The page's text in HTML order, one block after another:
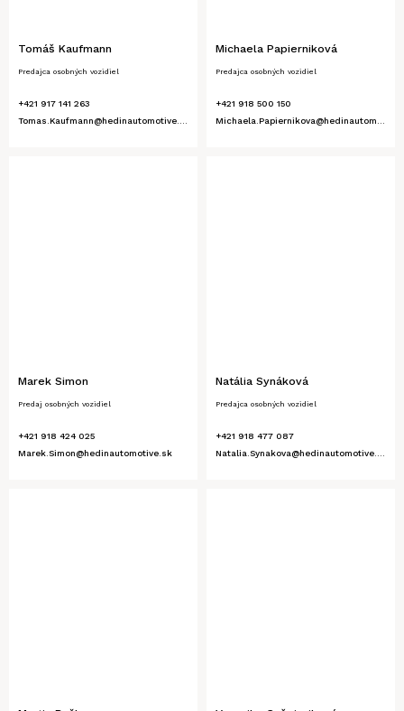
Tomáš Kaufmann
Predajca osobných vozidiel
+421 917 141 263
Michaela Papierniková
Predajca osobných vozidiel
+421 918 500 150
Marek Simon
Predaj osobných vozidiel
+421 918 424 025
Marek.Simon@hedinautomotive.sk
Natália Synáková
Predajca osobných vozidiel
+421 918 477 087